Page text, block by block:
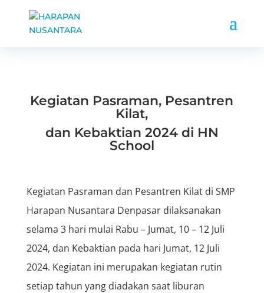
Kegiatan Pasraman, Pesantren
Kilat,
dan Kebaktian 2024 di HN
School
Kegiatan Pasraman dan Pesantren Kilat di SMP
Harapan Nusantara Denpasar dilaksanakan
selama 3 hari mulai Rabu – Jumat, 10 – 12 Juli
2024, dan Kebaktian pada hari Jumat, 12 Juli
2024. Kegiatan ini merupakan kegiatan rutin
setiap tahun yang diadakan saat liburan